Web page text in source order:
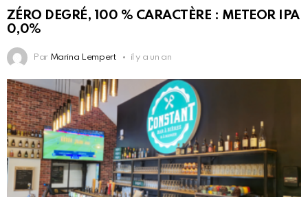
ZÉRO DEGRÉ, 100 % CARACTÈRE : METEOR IPA
0,0%
Par Marina Lempert il y a un an